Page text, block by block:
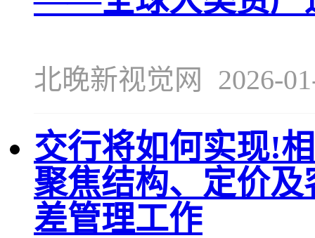
北晚新视觉网 2026-
交行将如何实现!
聚焦结构、定价
差管理工作